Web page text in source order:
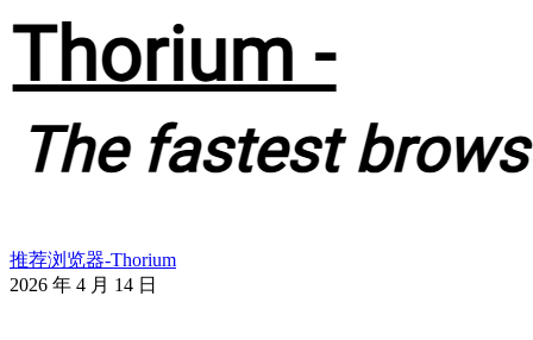
推荐浏览器-Thorium
2026 年 4 月 14 日